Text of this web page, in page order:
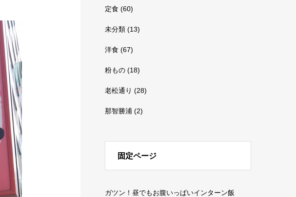
定食 (60)
未分類 (13)
洋食 (67)
粉もの (18)
老松通り (28)
那智勝浦 (2)
固定ページ
ガツン！昼でもお腹いっぱいインターン飯